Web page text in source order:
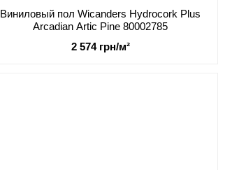
Виниловый пол Wicanders Hydrocork Plus
Arcadian Artic Pine 80002785
2 574 грн/м²